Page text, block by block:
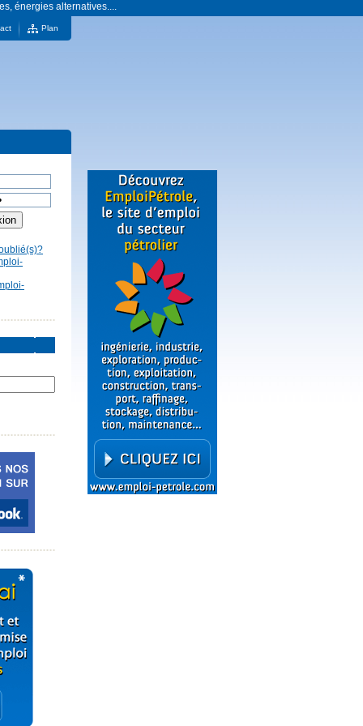
énergies alternatives....
Plan